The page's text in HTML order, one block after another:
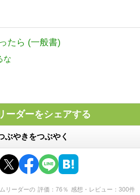
たら (一般書)
な
ーダーをシェアする
ぶやきをつぶやく
リーダーの 評価 76 ％ 感想・レビュー 300件